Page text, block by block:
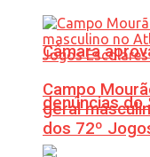
Câmara
denúncias do
Campo
geral
dos 72º